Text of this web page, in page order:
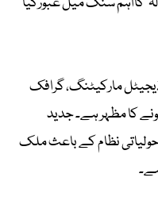
مارکیٹنگ، گرافک
کا مظہر ہے۔ جدید
نظام کے باعث ملک